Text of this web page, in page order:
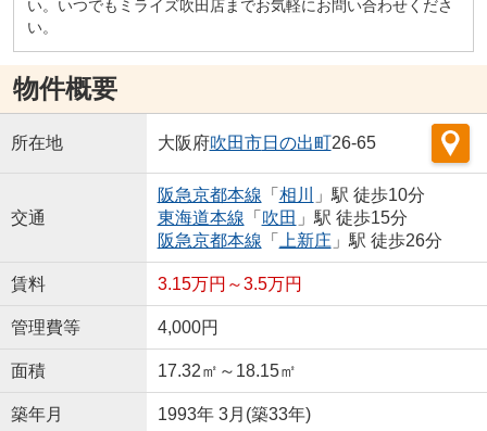
い。いつでもミライズ吹田店までお気軽にお問い合わせくださ
い。
物件概要
所在地 大阪府吹田市日の出町26-65
交通
阪急京都本線 「 相川
」駅 徒歩10分
東海道本線 「 吹田 」駅 徒歩15分
阪急京都本線 「 上新庄 」駅 徒歩26分
賃料 3.15万円～3.5万円
管理費等 4,000円
面積 17.32㎡～18.15㎡
築年月 1993年 3月(築33年)